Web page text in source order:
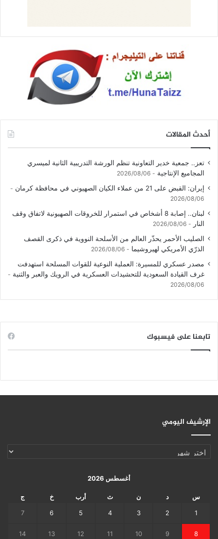
أحدث المقالات
تعز.. جمعية خدير التعاونية تنظم الورشة التدريبية الثانية لميسري
المجاميع الإنتاجية
2026/08/06
إيران: القبض على 21 من عملاء الكيان الصهيوني في محافظة كرمان
2026/08/06
لبنان.. إصابة 8 أشخاص في استمرار للخروقات الصهيونية لاتفاق وقف
النار
2026/08/06
الصليب الأحمر يحذّر العالم من الأسلحة النووية في ذكرى القصف
الذرّي الأمريكي لهيروشيما
2026/08/06
مصدر عسكري للمسيرة: العملية النوعية للقوات المسلحة استهدفت
غرف القيادة السعودية للتحشيدات العسكرية في الرويك والعبر والثنية
2026/08/06
تابعنا على فيسبوك
الإرشيف اليومي
الإرشيف
أغسطس 2026
س د ن ث أرب خ ج
1
2
3
4
5
6
7
8
9
10
11
12
13
14